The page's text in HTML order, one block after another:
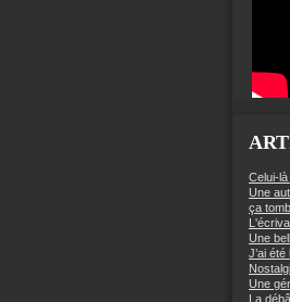
Celui-
Une
ça
Une
J’ai
Une
La